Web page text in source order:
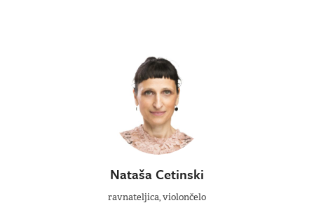
Nataša Cetinski
ravnateljica, violončelo